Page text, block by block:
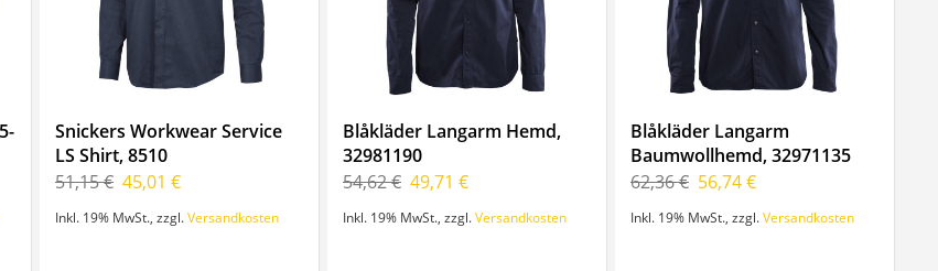
Snickers Workwear Service
LS Shirt, 8510
51,15 € 45,01 €
Inkl. 19% MwSt. zzgl. Versandkosten
Blåkläder Langarm Hemd,
32981190
54,62 € 49,71 €
Inkl. 19% MwSt. zzgl. Versandkosten
Blåkläder Langarm
Baumwollhemd, 32971135
62,36 € 56,74 €
Inkl. 19% MwSt. zzgl. Versandkosten